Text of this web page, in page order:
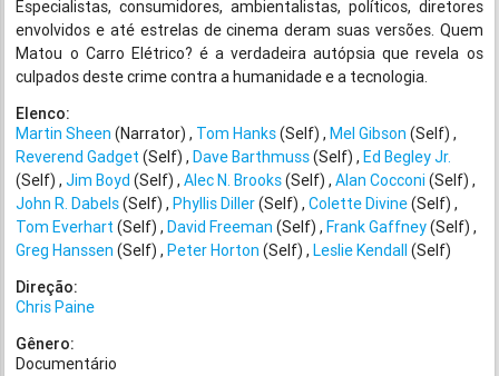
Especialistas, consumidores, ambientalistas, políticos, diretores
envolvidos e até estrelas de cinema deram suas versões. Quem
Matou o Carro Elétrico? é a verdadeira autópsia que revela os
culpados deste crime contra a humanidade e a tecnologia.
Elenco:
Martin Sheen (Narrator) Tom Hanks(Self) Mel Gibson (Self)
Reverend Gadget (Self) Dave Barthmuss(Self) Ed Begley Jr.
(Self) Jim Boyd (Self) Alec N. Brooks(Self) Alan Cocconi (Self)
John R. Dabels(Self) Phyllis Diller(Self) Colette Divine(Self)
Tom Everhart (Self) David Freeman (Self) Frank Gaffney(Self)
Greg Hanssen (Self) Peter Horton (Self) Leslie Kendall (Self)
Direção:
Chris Paine
Gênero:
Documentário